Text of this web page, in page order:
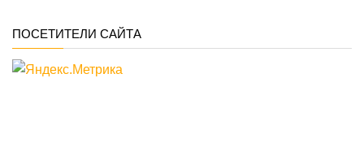
ПОСЕТИТЕЛИ САЙТА